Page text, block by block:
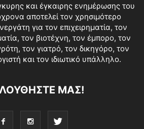
και έγκαιρης ενημέρωσης του
αποτελεί τον χρησιμότερο
για τον επιχειρηματία, τον
τον βιοτέχνη, τον έμπορο, τον
τον γιατρό, τον δικηγόρο, τον
και τον ιδιωτικό υπάλληλο.
ΜΑΣ!